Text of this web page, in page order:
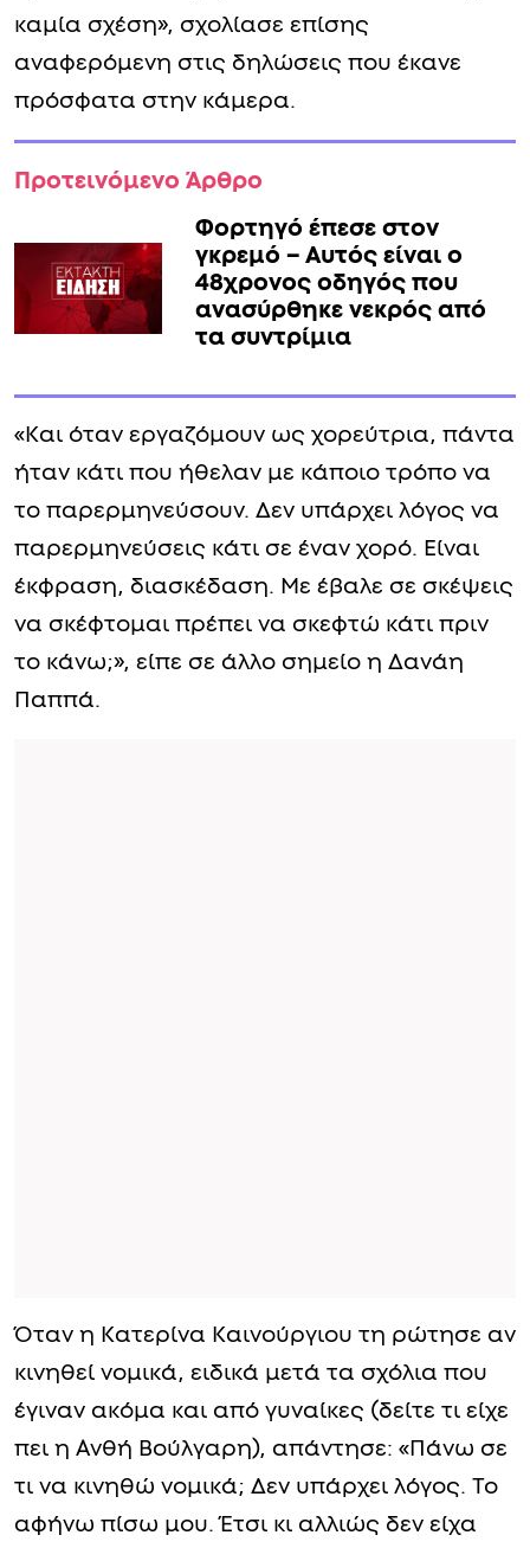
καμία σχέση», σχολίασε επίσης
αναφερόμενη στις δηλώσεις που έκανε
πρόσφατα στην κάμερα.
Προτεινόμενο Άρθρο
Φορτηγό έπεσε στον
γκρεμό – Αυτός είναι ο
48χρονος οδηγός που
ανασύρθηκε νεκρός από
τα συντρίμια
«Και όταν εργαζόμουν ως χορεύτρια, πάντα
ήταν κάτι που ήθελαν με κάποιο τρόπο να
το παρερμηνεύσουν. Δεν υπάρχει λόγος να
παρερμηνεύσεις κάτι σε έναν χορό. Είναι
έκφραση, διασκέδαση. Με έβαλε σε σκέψεις
να σκέφτομαι πρέπει να σκεφτώ κάτι πριν
το κάνω;», είπε σε άλλο σημείο η Δανάη
Παππά.
Όταν η Κατερίνα Καινούργιου τη ρώτησε αν
κινηθεί νομικά, ειδικά μετά τα σχόλια που
έγιναν ακόμα και από γυναίκες (δείτε τι είχε
πει η Ανθή Βούλγαρη), απάντησε: «Πάνω σε
τι να κινηθώ νομικά; Δεν υπάρχει λόγος. Το
αφήνω πίσω μου. Έτσι κι αλλιώς δεν είχα